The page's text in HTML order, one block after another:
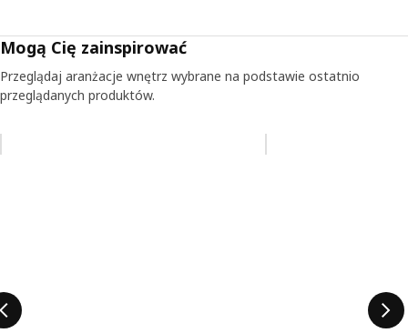
Mogą Cię zainspirować
Przeglądaj aranżacje wnętrz wybrane na podstawie ostatnio
przeglądanych produktów.